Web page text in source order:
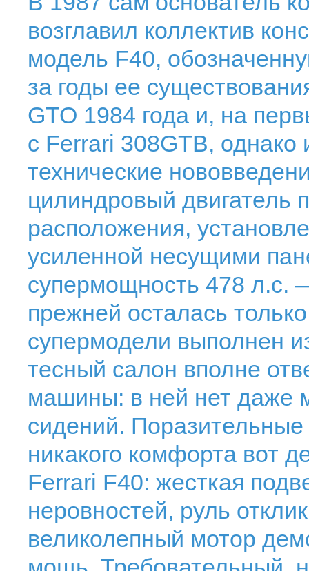
возглавил коллектив
модель F40,
за годы ее
GTO 1984 года и, на
с Ferrari 308GTB,
технические
цилиндровый двигатель
расположения,
усиленной несущими
супермощность 478 л.с.
прежней осталась
супермодели выполнен
тесный салон вполне
машины: в ней нет даже
сидений. Поразительные
никакого комфорта вот
Ferrari F40: жесткая
неровностей, руль
великолепный мотор